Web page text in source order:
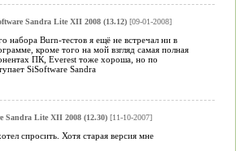
Sandra Lite XII 2008 (13.12)[09-01-2008]
набора Burn-тестов я ещё не встречал ни в
кроме того на мой взгляд самая полная
ПК, Everest тоже хороша, но по
SiSoftware Sandra
Sandra Lite XII 2008 (12.30)[11-10-2007]
спросить. Хотя старая версия мне